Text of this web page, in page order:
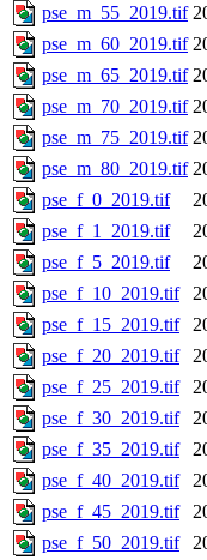
pse_m_55_2019.tif
pse_m_60_2019.tif
pse_m_65_2019.tif
pse_m_70_2019.tif
pse_m_75_2019.tif
pse_m_80_2019.tif
pse_f_0_2019.tif
pse_f_1_2019.tif
pse_f_5_2019.tif
pse_f_10_2019.tif
pse_f_15_2019.tif
pse_f_20_2019.tif
pse_f_25_2019.tif
pse_f_30_2019.tif
pse_f_35_2019.tif
pse_f_40_2019.tif
pse_f_45_2019.tif
pse_f_50_2019.tif